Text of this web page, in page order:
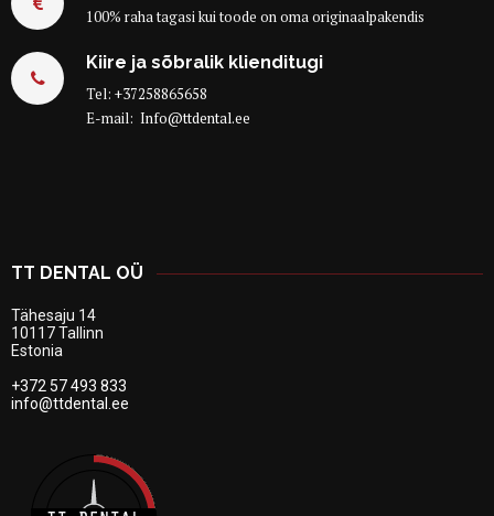
100% raha tagasi kui toode on oma originaalpakendis
Kiire ja sõbralik klienditugi
Tel: +37258865658
E-mail: Info@ttdental.ee
TT DENTAL OÜ
Tähesaju 14
10117 Tallinn
Estonia
+372 57 493 833
info@ttdental.ee